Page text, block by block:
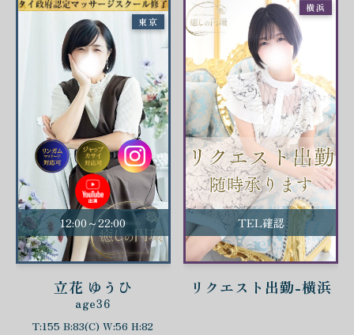
12:00～22:00
立花 ゆうひ
age36
T:155 B:83(C) W:56 H:82
東京
TEL確認
リクエスト出勤-横浜
横浜